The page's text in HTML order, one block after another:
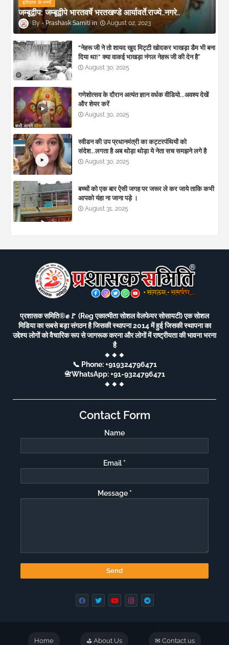
इतिहास के पन्नों
जम्बूद्वीप: जम्बूद्वीपे भारतवर्षे भरतखण्डे आर्यावर्ते.राज्ये..नगरे..
Prashask Samiti August 02, 2023
"नेहरू जी ने तो शायद खुद मिट्टी खोदकर भाखड़ा डैम भी बना
दिया था!" क्या वाकई भाखड़ा नंगल नेहरू जी की देन है”
August 30, 2025
गणेशोत्सव के दौरान अत्यंत ज्ञान वर्धक वीडियो...अवश्य देखें
और शेयर करें
August 30, 2025
स्वीडन की उप प्रधानमंत्री का कट्टरपंथियों को
संदेश...लगता है अब थोड़ा थोड़ा ये नेता सच समझने लगे है
August 30, 2025
बच्चों को एक बार ऐसी जगह पर जरूर ले कर जाये ताकि कभी
आपको यंहा ना जाना पड़े ।
August 31, 2025
प्रशासक समिति®️✊🚩 (Reg एकात्मीता सोशल वेलफेयर सोसायटी) एक सोशल
मिडिया का सबसे बड़ा संगठन है जिसकी स्थापना 2014 में हुई जिसकी स्थापना का
उद्देश्य लोगों को वैचारिक रूप से जागरूक करना और लोगों में राष्ट्रीयता की भावना भरना
है
🔸🔸🔸
📞 Phone: +919324796471
📇WhatsApp: +91-9324796471
🔸🔸🔸
Contact Form
Name
Email *
Message *
Home ⛳ About Us ✉ Contact us